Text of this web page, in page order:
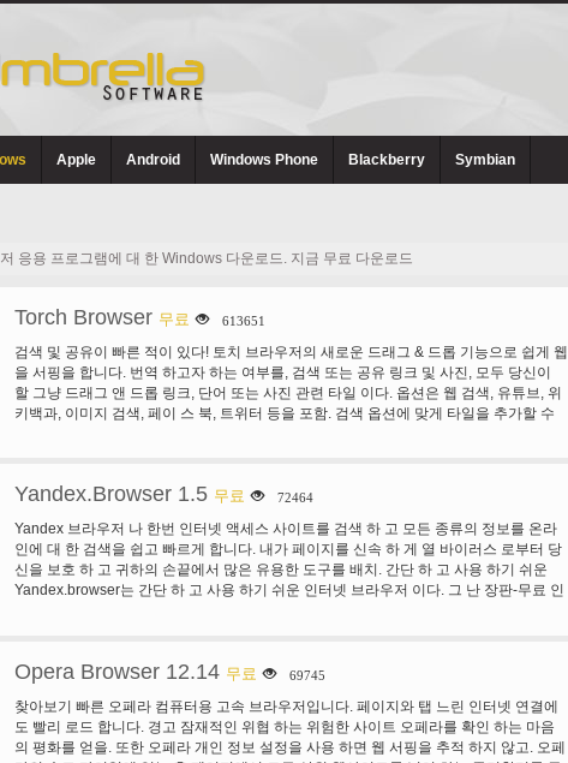
Apple Android Windows Phone Blackberry Symbian
응용 프로그램에 대 한 Windows 다운로드. 지금 무료 다운로드
Torch Browser 무료 613651
검색 및 공유이 빠른 적이 있다! 토치 브라우저의 새로운 드래그 & 드롭 기능으로 쉽게 웹
을 서핑을 합니다. 번역 하고자 하는 여부를, 검색 또는 공유 링크 및 사진, 모두 당신이
할 그냥 드래그 앤 드롭 링크, 단어 또는 사진 관련 타일 이다. 옵션은 웹 검색, 유튜브, 위
키백과, 이미지 검색, 페이 스 북, 트위터 등을 포함. 검색 옵션에 맞게 타일을 추가할 수
상 및 노래, 하지만 거의 모든 사이트에서 웹 미디어 저장 미디어 욕심 꾸 러 기 토치 브라
웹 비디오 또는 노래를 찾은 후 저장; 하려면 광범위 한 파일 형식 지원 쉽게 잡아 하 고
외부 프로그램, 변환기 또는 확장을 사용 하지 않고도 저장할 수 있습니다. 웹 미디어 귀
하의 컴퓨터에 저장 되 고 토치 브라우저와 간단한. 쉬운 공유 페이스 북에 친구와 귀하
의 지 저 귐 추종자 사이트, 동영상, 노래 및 검색 결과 공유. 토치 브라우저에는 기본 제
아도 그래서 귀하의 브라우저에서 직접 최적의 속도와 작품 파일을 다운로드 합니다. 강
력한 브라우저 토치 브라우저는 그것의 강력한 멋진 브라우저 경험 및 빠른 검색 기능을
제공합니다. 크롬 기반 이기 때문에, 토치 브라우저 관련 광범위 하 고 정확한 검색 결과
제공 기능 검색 및 추가 이미 같은 하 고 크롬 기반 브라우저에서 잘 알고 있는 승리와 함
Yandex.Browser 1.5 무료 72464
Yandex 브라우저 나 한번 인터넷 액세스 사이트를 검색 하 고 모든 종류의 정보를 온라
인에 대 한 검색을 쉽고 빠르게 합니다. 내가 페이지를 신속 하 게 열 바이러스 로부터 당
신을 보호 하 고 귀하의 손끝에서 많은 유용한 도구를 배치. 간단 하 고 사용 하기 쉬운
Yandex.browser는 간단 하 고 사용 하기 쉬운 인터넷 브라우저 이다. 그 난 장판-무료 인
표시 됩니다. 새로운 내용! 이제 링크 수를 변경할 수 있습니다! 스마트 상자 검색 및 웹
니다 및 자동 고침 오류. 새로운 내용! 주소 대신 사이트 이름을 입력 합니다. 빠른 링크
브라우저는 은행이 나 항공사 웹사이트 같은 생소 한 사이트와 그립을 얻을 수 있습니다.
섹션을 다른 사람 들 보다 더 중요 하 고 그들에 게 빠른 링크를 보여줍니다 이해. 모든 파
Opera Browser 12.14 무료 69745
찾아보기 빠른 오페라 컴퓨터용 고속 브라우저입니다. 페이지와 탭 느린 인터넷 연결에
도 빨리 로드 합니다. 경고 잠재적인 위협 하는 위험한 사이트 오페라를 확인 하는 마음
의 평화를 얻을. 또한 오페라 개인 정보 설정을 사용 하면 웹 서핑을 추적 하지 않고. 오페